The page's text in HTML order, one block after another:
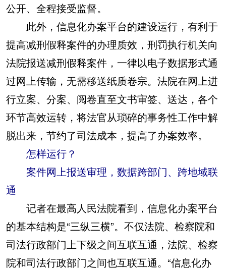
公开、全程接受监督。
此外，信息化办案平台的建设运行，有利于
提高减刑假释案件的办理质效，刑罚执行机关向
法院报送减刑假释案件，一律以电子数据形式通
过网上传输，无需移送纸质卷宗。法院在网上进
行立案、分案、阅卷直至文书审签、送达，各个
环节高效运转，将法官从琐碎的事务性工作中解
脱出来，节约了司法成本，提高了办案效率。
怎样运行？
案件网上报送审理，数据跨部门、跨地域联
通
记者在最高人民法院看到，信息化办案平台
的基本结构是“三纵三横”。不仅法院、检察院和
司法行政部门上下级之间互联互通，法院、检察
院和司法行政部门之间也互联互通。“信息化办